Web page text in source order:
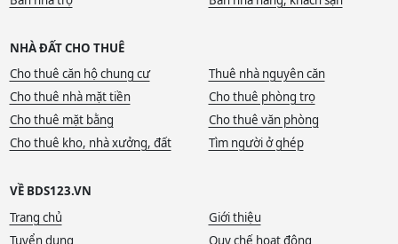
NHÀ ĐẤT CHO THUÊ
Cho thuê căn hộ chung cư
Thuê nhà nguyên căn
Cho thuê nhà mặt tiền
Cho thuê phòng trọ
Cho thuê mặt bằng
Cho thuê văn phòng
Cho thuê kho, nhà xưởng, đất
Tìm người ở ghép
VỀ BDS123.VN
Trang chủ
Giới thiệu
Tuyển dụng
Quy chế hoạt động